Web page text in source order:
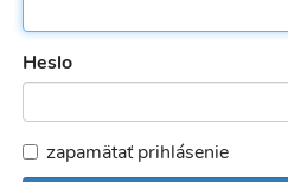
Heslo
zapamätať prihlásenie